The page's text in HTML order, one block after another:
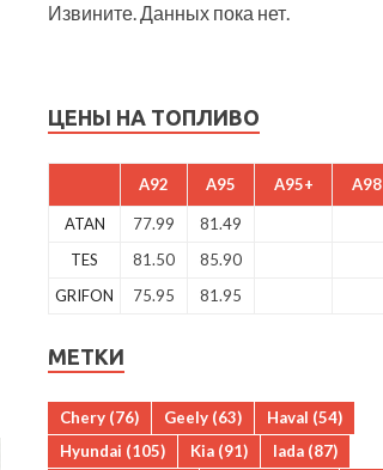
Извините. Данных пока нет.
ЦЕНЫ НА ТОПЛИВО
A92 A95 A95+ A98
ATAN 77.99 81.49
TES
81.50 85.90
GRIFON
75.95 81.95
МЕТКИ
Chery (76) Geely (63) Haval (54)
Hyundai (105) Kia (91) lada (87)